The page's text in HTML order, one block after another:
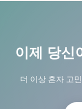
이제 당신
더 이상 혼자 고